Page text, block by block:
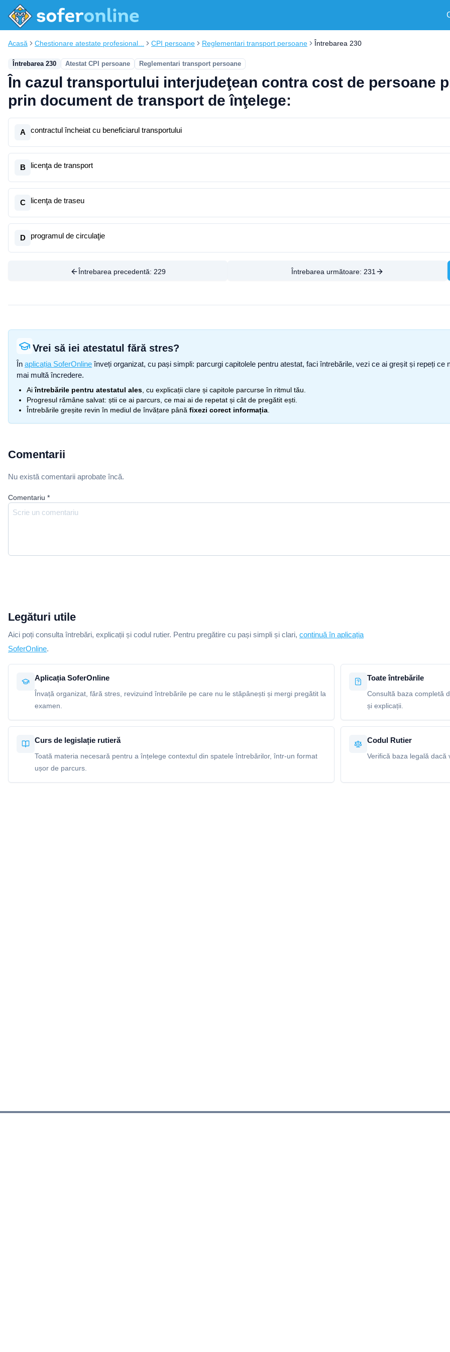
Acasă Chestionare atestate profesional... CPI persoane Reglementari transport persoane Întrebarea 230
Întrebarea 230 Atestat CPI persoane Reglementari transport persoane
În cazul transportului interjudeţean contra cost de persoane
prin document de transport de înţelege:
A contractul încheiat cu beneficiarul transportului
B licenţa de transport
C licenţa de traseu
D programul de circulaţie
Întrebarea precedentă: 229 Întrebarea următoare: 231
Vrei să iei atestatul fără stres?
În aplicația SoferOnline înveți organizat, cu pași simpli: parcurgi capitolele pentru atestat, faci întrebările, vezi ce ai greșit și repeți
mai multă încredere.
Aiîntrebările pentru atestatul ales , cu explicații clare și capitole parcurse în ritmul tău.
Progresul rămâne salvat: știi ce ai parcurs, ce mai ai de repetat și cât de pregătit ești.
Întrebările greșite revin în mediul de învățare până fixezi corect informația
Comentarii
Nu există comentarii aprobate încă.
Comentariu *
Legături utile
Aici poți consulta întrebări, explicații și codul rutier. Pentru pregătire cu pași simpli și clari, continuă în aplicația
SoferOnline.
Aplicația SoferOnline
Învață organizat, fără stres, revizuind întrebările pe care nu le stăpânești și mergi pregătit la
examen.
Toate întrebările
Consultă baza completă
și explicații.
Curs de legislație rutieră
Toată materia necesară pentru a înțelege contextul din spatele întrebărilor, într-un format
ușor de parcurs.
Codul Rutier
Verifică baza legală dacă